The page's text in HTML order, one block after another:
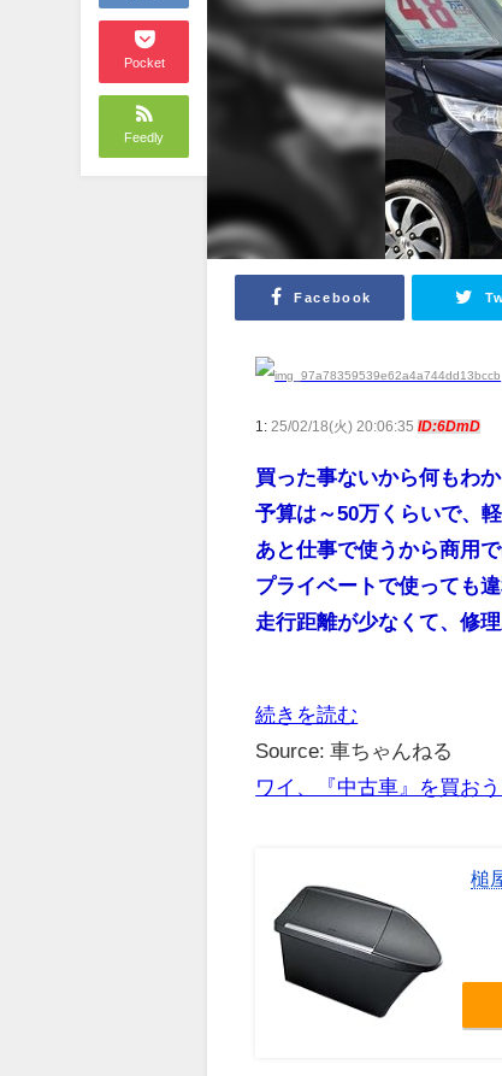
Pocket
Feedly
Facebook
1: 25/02/18(火) 20:06:35ID:6DmD
買った事ないから何もわ
予算は～50万くらいで、
あと仕事で使うから商用
プライベートで使っても
走行距離が少なくて、修
続きを読む
Source: 車ちゃんねる
ワイ、『中古車』を買お
槌